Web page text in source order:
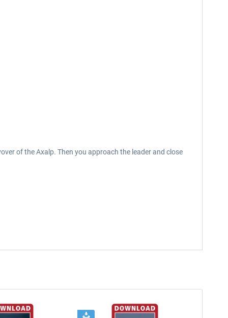
of the Axalp. Then you approach the leader and close